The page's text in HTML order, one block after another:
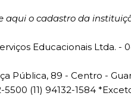
aqui o cadastro da
Educacionais Ltda. -
Pública, 89 - Centro -
5500 (11) 94132-1584